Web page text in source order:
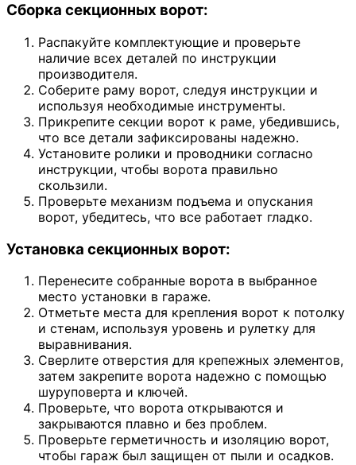
Сборка секционных ворот:
Распакуйте комплектующие и проверьте
наличие всех деталей по инструкции
производителя.
Соберите раму ворот, следуя инструкции и
используя необходимые инструменты.
Прикрепите секции ворот к раме, убедившись,
что все детали зафиксированы надежно.
Установите ролики и проводники согласно
инструкции, чтобы ворота правильно
скользили.
Проверьте механизм подъема и опускания
ворот, убедитесь, что все работает гладко.
Установка секционных ворот:
Перенесите собранные ворота в выбранное
место установки в гараже.
Отметьте места для крепления ворот к потолку
и стенам, используя уровень и рулетку для
выравнивания.
Сверлите отверстия для крепежных элементов,
затем закрепите ворота надежно с помощью
шуруповерта и ключей.
Проверьте, что ворота открываются и
закрываются плавно и без проблем.
Проверьте герметичность и изоляцию ворот,
чтобы гараж был защищен от пыли и осадков.